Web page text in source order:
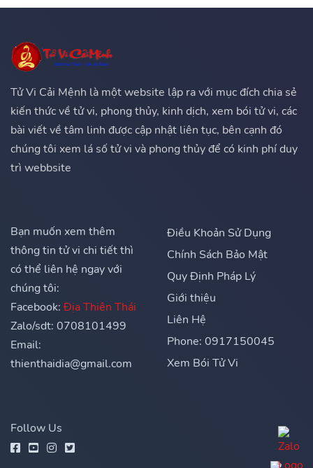
Tử Vi Cải Mệnh là một website lập ra với mục đích chia sẻ
kiến thức về tử vi, phong thủy, kinh dịch, xem bói tử vi, các
bài viết về tâm linh được cập nhật liên tục, bên cạnh đó
chúng tôi xem lá số tử vi và phong thủy để có kinh phí duy
trì webbsite
Bạn muốn xem thêm
thông tin tử vi chi tiết thì
có thể liên hệ ngay với
chúng tôi:
Facebook: Địa Thiên Thái
Zalo/sdt: 0708101499
Email:
thienthaidia@gmail.com
Điều Khoản Sử Dụng
Chính Sách Bảo Mật
Quy Định Pháp Lý
Giới thiệu
Liên Hệ
Phone: 0917150045
Xem Bói Tử Vi
Follow Us